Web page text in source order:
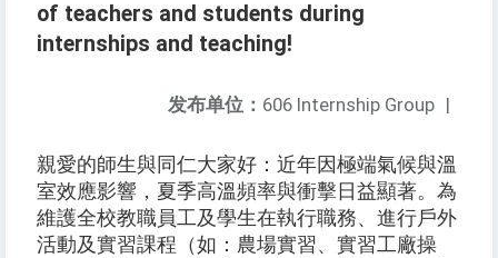
of teachers and students during
internships and teaching!
发布单位： 606 Internship Group |
親愛的師生與同仁大家好：近年因極端氣候與溫
室效應影響，夏季高溫頻率與衝擊日益顯著。為
維護全校教職員工及學生在執行職務、進行戶外
活動及實習課程（如：農場實習、實習工廠操